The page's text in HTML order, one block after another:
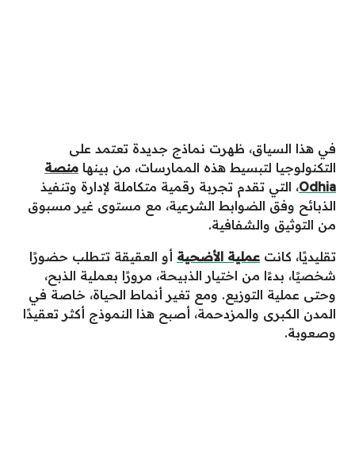
في هذا السياق، ظهرت نماذج جديدة تعتمد على
التكنولوجيا لتبسيط هذه الممارسات، من بينها منصة
Odhia، التي تقدم تجربة رقمية متكاملة لإدارة وتنفيذ
الذبائح وفق الضوابط الشرعية، مع مستوى غير مسبوق
من التوثيق والشفافية.
تقليديًا، كانت عملية الأضحية أو العقيقة تتطلب حضورًا
شخصيًا، بدءًا من اختيار الذبيحة، مرورًا بعملية الذبح،
وحتى عملية التوزيع. ومع تغير أنماط الحياة، خاصة في
المدن الكبرى والمزدحمة، أصبح هذا النموذج أكثر تعقيدًا
وصعوبة.